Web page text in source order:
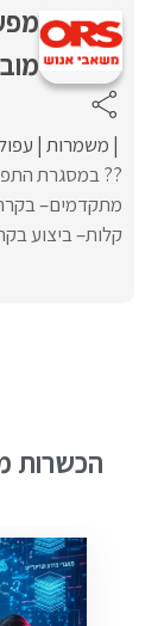
משמרות
?? במסגרת
מתקדמים– בקרה
קלות– ביצוע
הכשרות